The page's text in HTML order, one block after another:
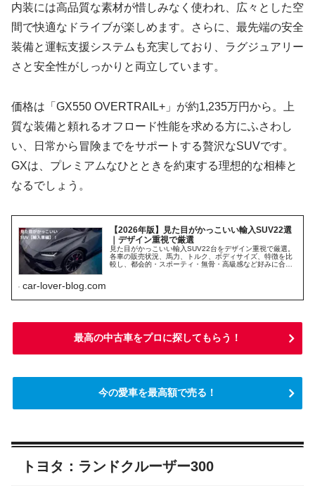
内装には高品質な素材が惜しみなく使われ、広々とした空
間で快適なドライブが楽しめます。さらに、最先端の安全
装備と運転支援システムも充実しており、ラグジュアリー
さと安全性がしっかりと両立しています。
価格は「GX550 OVERTRAIL+」が約1,235万円から。上
質な装備と頼れるオフロード性能を求める方にふさわし
い、日常から冒険までをサポートする贅沢なSUVです。
GXは、プレミアムなひとときを約束する理想的な相棒と
なるでしょう。
【2026年版】見た目がかっこいい輸入SUV22選
｜デザイン重視で厳選
見た目がかっこいい輸入SUV22台をデザイン重視で厳選。
各車の販売状況、馬力、トルク、ボディサイズ、特徴を比
較し、都会的・スポーティ・無骨・高級感など好みに合う
car-lover-blog.com
最高の中古車をプロに探してもらう！
今の愛車を最高額で売る！
トヨタ：ランドクルーザー300